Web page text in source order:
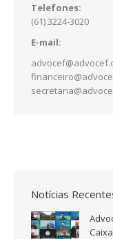
Telefones:
(61) 3224-3020
E-mail:
Notícias